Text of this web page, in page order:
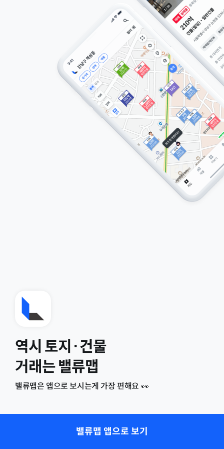
역시 토지·건물
거래는 밸류맵
밸류맵은 앱으로 보시는게 가장 편해요 👀
밸류맵 앱으로 보기